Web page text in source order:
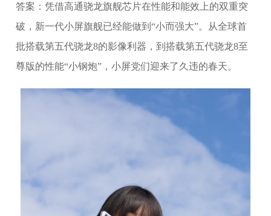
答案：凭借高通骁龙旗舰芯片在性能和能效上的双重突
破，新一代小屏旗舰已经能做到“小而强大”。从全球首
批搭载第五代骁龙8的影像利器，到搭载第五代骁龙8至
尊版的性能“小钢炮”，小屏党们迎来了久违的春天。